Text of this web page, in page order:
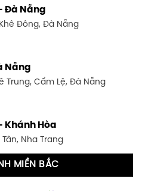
Quận 7, TP HCM
Thạnh, TP HCM
Bình, TP HCM
HCM
Đà Nẵng
Đông, Đà Nẵng
Nẵng
Trung, Cẩm Lệ, Đà Nẵng
Khánh Hòa
Nha Trang
MIỀN BẮC